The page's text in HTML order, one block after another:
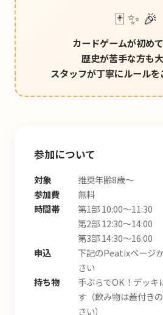
🃏 ✨ 🎉
カードゲームが初めて
歴史が苦手な方も
スタッフが丁寧にルールを
参加について
対象
推奨年齢8歳〜
参加費
無料
時間帯
第1部 10:00〜11:30
第2部 12:30〜14:00
第3部 14:30〜16:00
申込
下記のPeatixページ
さい
持ち物
手ぶらでOK！デッキ
す（飲み物は蓋付き
さい）